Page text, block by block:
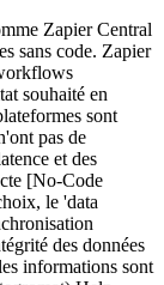
Zapier Central
sans code. Zapier
souhaité en
sont
pas de
et des
[No-Code
le 'data
des données
informations sont